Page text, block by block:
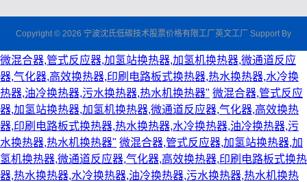
Copyright © 2026 宁波沈氏低碳技术股票价格有限工厂英文工厂 Support By
微混合器,管式反应器,加氢站换热器,加氢机换热器,微通道反应
器,气化器,高效换热器,印刷电路板式换热器,热水换热器,水冷换
热器,油冷换热器,污水换热器,热水机换热器" 微混合器,管式反应
器,加氢站换热器,加氢机换热器,微通道反应器,气化器,高效换热
器,印刷电路板式换热器,热水换热器,水冷换热器,油冷换热器,污
水换热器,热水机换热器" 微混合器,管式反应器,加氢站换热器,加
氢机换热器,微通道反应器,气化器,高效换热器,印刷电路板式换热
器,热水换热器,水冷换热器,油冷换热器,污水换热器,热水机换热